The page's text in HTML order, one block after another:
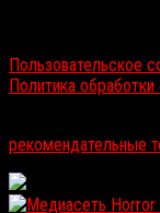
Пользовательское
Политика
рекомендательные